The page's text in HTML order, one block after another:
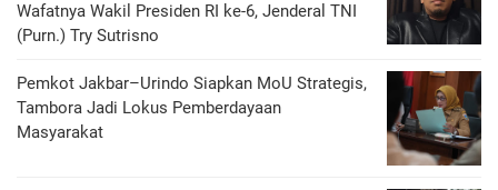
Wafatnya Wakil Presiden RI ke-6, Jenderal TNI
(Purn.) Try Sutrisno
Pemkot Jakbar–Urindo Siapkan MoU Strategis,
Tambora Jadi Lokus Pemberdayaan
Masyarakat